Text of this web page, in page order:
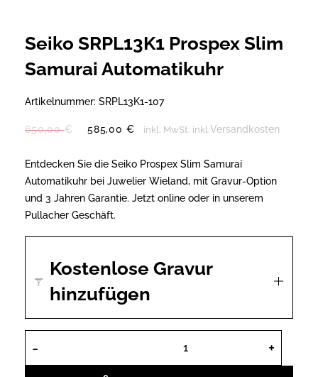
Seiko SRPL13K1 Prospex Slim
Samurai Automatikuhr
Artikelnummer: SRPL13K1-107
650,00€
Ursprünglicher
war:
650,00 €
585,00 €
Aktueller
ist:
585,00 €.
inkl. MwSt. inkl.Versandkosten
Entdecken Sie die Seiko Prospex Slim Samurai
Automatikuhr bei Juwelier Wieland, mit Gravur-Option
und 3 Jahren Garantie. Jetzt online oder in unserem
Pullacher Geschäft.
Kostenlose Gravur
hinzufügen
Seiko SRPL13K1 Prospex Slim